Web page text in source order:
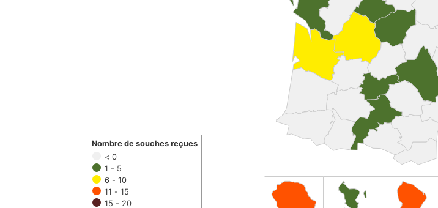
< 0
1 - 5
6 - 10
11 - 15
15 - 20
Nombre de souches reçues